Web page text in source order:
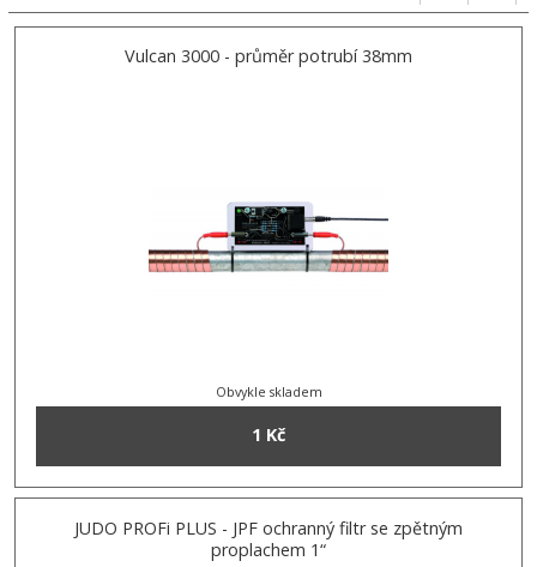
Vulcan 3000 - průměr potrubí 38mm
Obvykle skladem
1 Kč
JUDO PROFi PLUS - JPF ochranný filtr se zpětným
proplachem 1“